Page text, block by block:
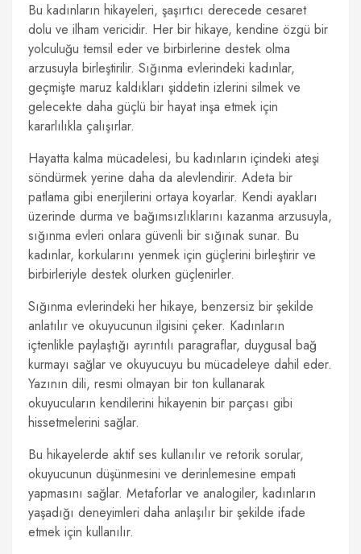
Bu kadınların hikayeleri, şaşırtıcı derecede cesaret
dolu ve ilham vericidir. Her bir hikaye, kendine özgü bir
yolculuğu temsil eder ve birbirlerine destek olma
arzusuyla birleştirilir. Sığınma evlerindeki kadınlar,
geçmişte maruz kaldıkları şiddetin izlerini silmek ve
gelecekte daha güçlü bir hayat inşa etmek için
kararlılıkla çalışırlar.
Hayatta kalma mücadelesi, bu kadınların içindeki ateşi
söndürmek yerine daha da alevlendirir. Adeta bir
patlama gibi enerjilerini ortaya koyarlar. Kendi ayakları
üzerinde durma ve bağımsızlıklarını kazanma arzusuyla,
sığınma evleri onlara güvenli bir sığınak sunar. Bu
kadınlar, korkularını yenmek için güçlerini birleştirir ve
birbirleriyle destek olurken güçlenirler.
Sığınma evlerindeki her hikaye, benzersiz bir şekilde
anlatılır ve okuyucunun ilgisini çeker. Kadınların
içtenlikle paylaştığı ayrıntılı paragraflar, duygusal bağ
kurmayı sağlar ve okuyucuyu bu mücadeleye dahil eder.
Yazının dili, resmi olmayan bir ton kullanarak
okuyucuların kendilerini hikayenin bir parçası gibi
hissetmelerini sağlar.
Bu hikayelerde aktif ses kullanılır ve retorik sorular,
okuyucunun düşünmesini ve derinlemesine empati
yapmasını sağlar. Metaforlar ve analogiler, kadınların
yaşadığı deneyimleri daha anlaşılır bir şekilde ifade
etmek için kullanılır.